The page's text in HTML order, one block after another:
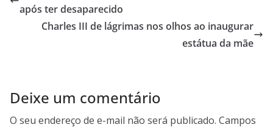
após ter desaparecido
Charles III de lágrimas nos olhos ao inaugurar
estátua da mãe
Deixe um comentário
O seu endereço de e-mail não será publicado. Campos